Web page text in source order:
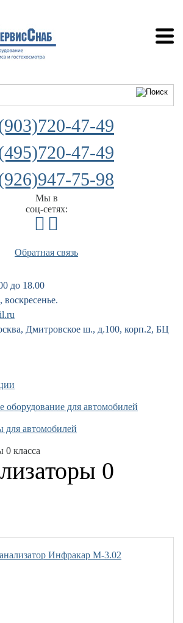
47-49
47-49
75-98
Мы в
соц-сетях:
Обратная связь
до 18.00
Дмитровское ш., д.100, корп.2, БЦ
оборудование для автомобилей
для автомобилей
0 класса
0